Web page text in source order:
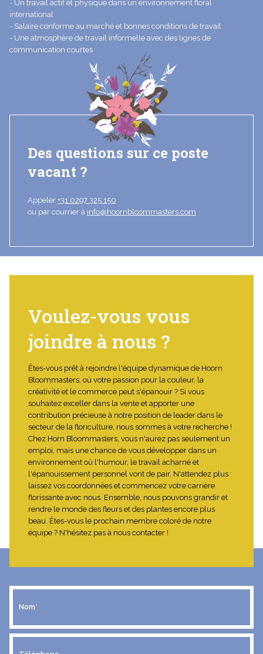
- Un travail actif et physique dans un environnement floral
international
- Salaire conforme au marché et bonnes conditions de travail
- Une atmosphère de travail informelle avec des lignes de
communication courtes
Des questions sur ce poste
vacant ?
Appeler +31 0297 325 150
ou par courrier à info@hoornbloommasters.com
Voulez-vous vous
joindre à nous ?
Êtes-vous prêt à rejoindre l'équipe dynamique de Hoorn
Bloommasters, où votre passion pour la couleur, la
créativité et le commerce peut s'épanouir ? Si vous
souhaitez exceller dans la vente et apporter une
contribution précieuse à notre position de leader dans le
secteur de la floriculture, nous sommes à votre recherche !
Chez Horn Bloommasters, vous n'aurez pas seulement un
emploi, mais une chance de vous développer dans un
environnement où l'humour, le travail acharné et
l'épanouissement personnel vont de pair. N'attendez plus :
laissez vos coordonnées et commencez votre carrière
florissante avec nous. Ensemble, nous pouvons grandir et
rendre le monde des fleurs et des plantes encore plus
beau. Êtes-vous le prochain membre coloré de notre
équipe ? N'hésitez pas à nous contacter !
Nom*